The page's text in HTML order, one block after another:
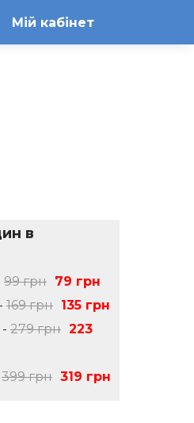
Мій кабінет
в
99 грн 79 грн
169 грн 135 грн
279 грн 223
399 грн 319 грн